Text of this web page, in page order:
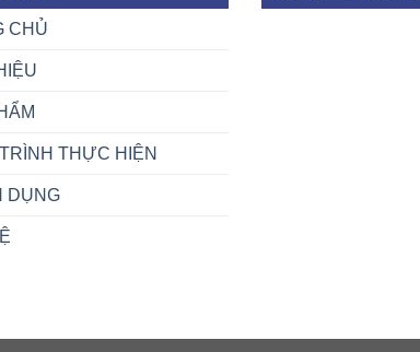
CHỦ
THỰC HIỆN
DỤNG